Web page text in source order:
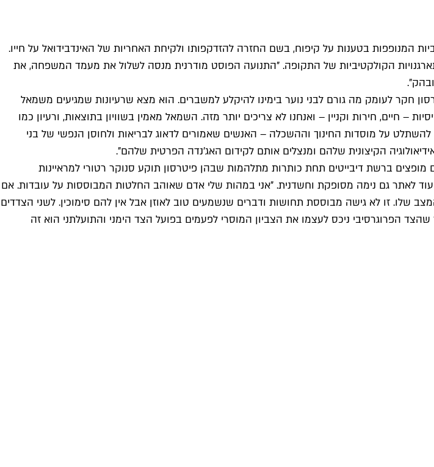
המנופפות בטענות על קיפוח, בשם החזרה להזדקפותו ולקיחת האחריות של האינדבידואל על חייו.
הקולקטיביות של התקופה. "התנועה הפוסט מודרנית מנסה לשלול את מעמד המשפחה, את
"פיטרסון חקר לעומק מה גורם לבני נוער בימינו להיקלע למשברים. הוא מצא שרעיונות שמגיעים משמאל
– חיים, חירות וקניין – ואנחנו לא צריכים יותר מזה. השמאל מאמין בשוויון בתוצאות, ורעיון כמו
על מוסדות החינוך וההשכלה – האנשים שאמורים לדאוג לבריאות ולחוסן הנפשי של בני
הקיצונית שלהם ומנצלים אותם לקידום האג'נדה הפרטית שלהם".
מופצים ברשת דיבייטים תחת כותרות מתלהמות שבהן פיטרסון תוקע סנוקר רטורי למראיינות
עוד לאתר גם נימה מסופקת וחשדנית. "אני במהות שלי אדם שאוהב החלטות המבוססות על עובדות. אם
שלו. זו לא גישה מבוססת תחושות ודברים שנשמעים טוב לאוזן אבל אין להם סימוכין. לשני הצדדים
הפרוגרסיבי ניכס לעצמו את הצביון המוסרי לפעמים בפועל הצד הימני והתועלתני הוא זה